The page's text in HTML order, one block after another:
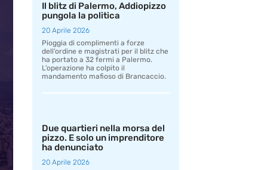
Il blitz di Palermo, Addiopizzo
pungola la politica
20 Aprile 2026
Pioggia di complimenti a forze
dell’ordine e magistrati per il blitz che
ha portato a 32 fermi a Palermo.
L’operazione ha colpito il
mandamento mafioso di Brancaccio.
Due quartieri nella morsa del
pizzo. E solo un imprenditore
ha denunciato
20 Aprile 2026